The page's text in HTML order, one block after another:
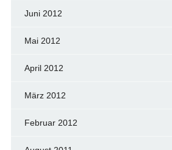
Juni 2012
Mai 2012
April 2012
März 2012
Februar 2012